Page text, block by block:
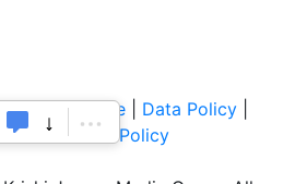
of Service Data Policy
Cancellation Policy